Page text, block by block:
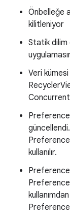
Önbelleğe
kilitleniyor
Statik dilim
Veri
kullanılır.